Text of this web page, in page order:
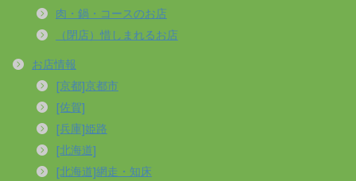
肉・鍋・コースのお店
（閉店）惜しまれるお店
お店情報
[京都]京都市
[佐賀]
[兵庫]姫路
[北海道]
[北海道]網走・知床